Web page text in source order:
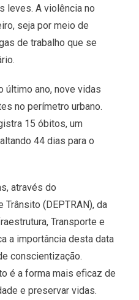
leves. A violência no
seja por meio de
de trabalho que se
último ano, nove vidas
no perímetro urbano.
15 óbitos, um
44 dias para o
através do
Trânsito (DEPTRAN), da
Transporte e
a importância desta data
conscientização.
é a forma mais eficaz de
e preservar vidas.